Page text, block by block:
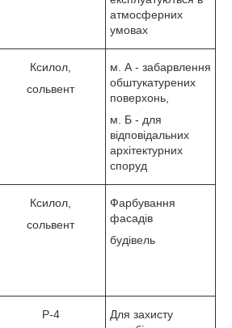
атмосферних
умовах
Ксилол,
сольвент
м. А - забарвлення
обштукатурених
поверхонь,
м. Б - для
відповідальних
архітектурних
споруд
Ксилол,
сольвент
Фарбування
фасадів
будівель
Р-4
Для захисту